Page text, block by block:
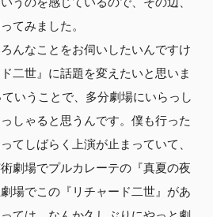
てみました。
んなことをお伺いしたいんですけ
二世』に話題を変えたいと思いま
いうことで、多分劇場にいらっし
しゃると思うんです。僕も行った
てしばらく上演が止まっていて、
劇場でプルカレーテの『真夏の夜
場でこの『リチャード二世』があ